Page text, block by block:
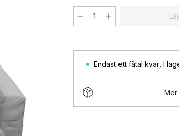
Endast ett fåtal kvar I
Mer